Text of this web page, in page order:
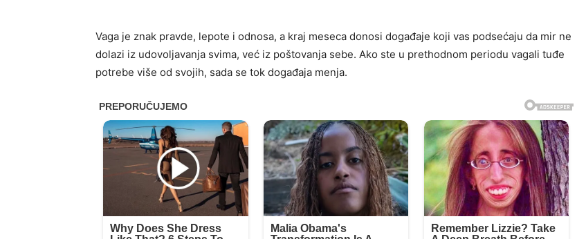
Vaga je znak pravde, lepote i odnosa, a kraj meseca donosi događaje koji vas podsećaju da mir ne
dolazi iz udovoljavanja svima, već iz poštovanja sebe. Ako ste u prethodnom periodu vagali tuđe
potrebe više od svojih, sada se tok događaja menja.